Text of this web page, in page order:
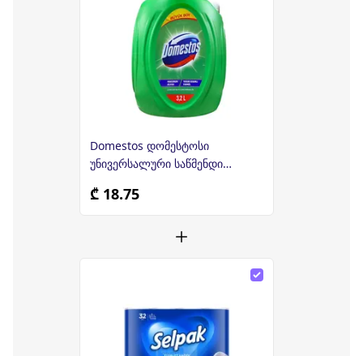
Domestos დომესტოსი
უნივერსალური საწმენდი
₾ 18.75